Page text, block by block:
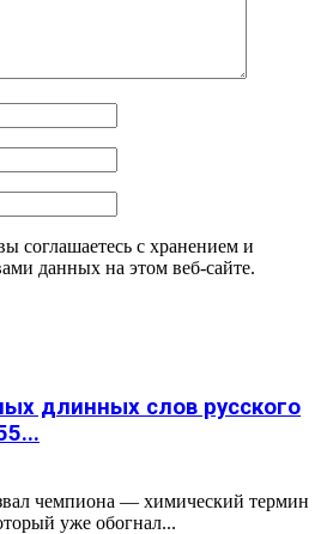
соглашаетесь с хранением и
данных на этом веб-сайте.
длинных слов русского
чемпиона — химический термин
уже обогнал...